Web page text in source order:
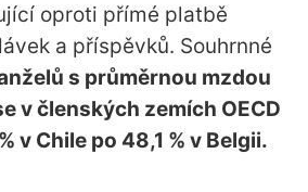
oproti přímé platbě
a příspěvků. Souhrnné
s průměrnou mzdou
v členských zemích OECD
v Chile po 48,1 % v Belgii.